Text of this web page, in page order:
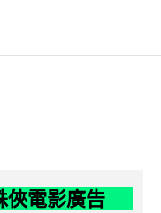
俠電影廣告